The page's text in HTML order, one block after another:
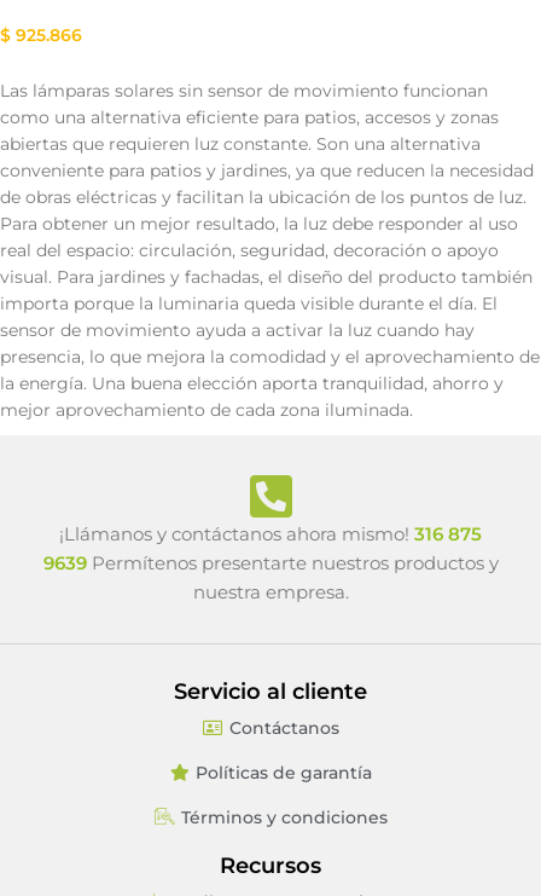
$ 925.866
Las lámparas solares sin sensor de movimiento funcionan
como una alternativa eficiente para patios, accesos y zonas
abiertas que requieren luz constante. Son una alternativa
conveniente para patios y jardines, ya que reducen la necesidad
de obras eléctricas y facilitan la ubicación de los puntos de luz.
Para obtener un mejor resultado, la luz debe responder al uso
real del espacio: circulación, seguridad, decoración o apoyo
visual. Para jardines y fachadas, el diseño del producto también
importa porque la luminaria queda visible durante el día. El
sensor de movimiento ayuda a activar la luz cuando hay
presencia, lo que mejora la comodidad y el aprovechamiento de
la energía. Una buena elección aporta tranquilidad, ahorro y
mejor aprovechamiento de cada zona iluminada.
¡Llámanos y contáctanos ahora mismo! 316 875
9639Permítenos presentarte nuestros productos y
nuestra empresa.
Servicio al cliente
Contáctanos
Políticas de garantía
Términos y condiciones
Recursos